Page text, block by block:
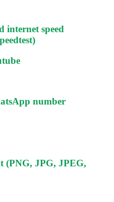
internet speed
number
(PNG, JPG, JPEG,